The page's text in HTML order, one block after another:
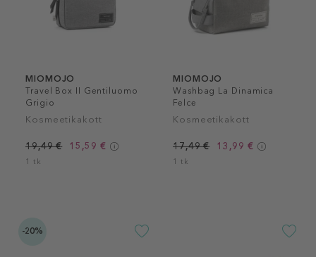
MIOMOJO
Travel Box II Gentiluomo
Grigio
Kosmeetikakott
19,49 € 15,59 €
1 tk
MIOMOJO
Washbag La Dinamica
Felce
Kosmeetikakott
17,49 € 13,99 €
1 tk
-20%